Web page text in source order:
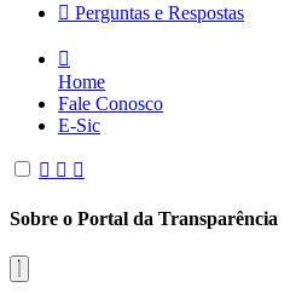
Perguntas e Respostas
Home
Fale Conosco
E-Sic
Sobre o Portal da Transparência